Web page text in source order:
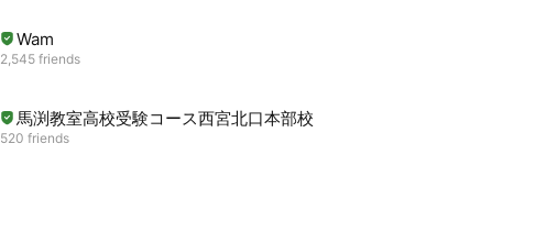
Wam
2,545 friends
馬渕教室高校受験コース西宮北口本部校
520 friends